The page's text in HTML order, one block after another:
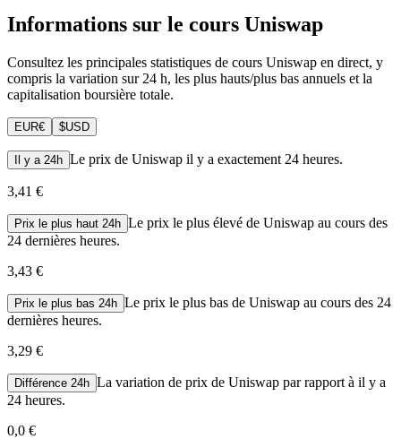
Informations sur le cours Uniswap
Consultez les principales statistiques de cours Uniswap en direct, y
compris la variation sur 24 h, les plus hauts/plus bas annuels et la
capitalisation boursière totale.
EUR€ $USD
Il y a 24h Le prix de Uniswap il y a exactement 24 heures.
3,41 €
Prix le plus haut 24h Le prix le plus élevé de Uniswap au cours des
24 dernières heures.
3,43 €
Prix le plus bas 24h Le prix le plus bas de Uniswap au cours des 24
dernières heures.
3,29 €
Différence 24h La variation de prix de Uniswap par rapport à il y a
24 heures.
0,0 €